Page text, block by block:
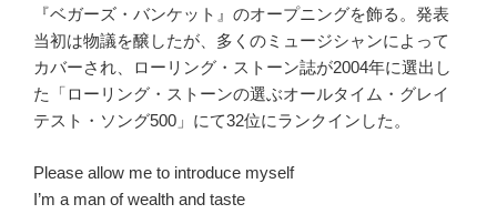
『ベガーズ・バンケット』のオープニングを飾る。発表
当初は物議を醸したが、多くのミュージシャンによって
カバーされ、ローリング・ストーン誌が2004年に選出し
た「ローリング・ストーンの選ぶオールタイム・グレイ
テスト・ソング500」にて32位にランクインした。
Please allow me to introduce myself
I’m a man of wealth and taste